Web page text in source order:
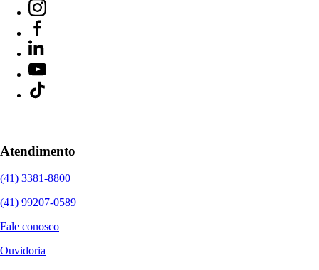
Atendimento
(41) 3381-8800
(41) 99207-0589
Fale conosco
Ouvidoria